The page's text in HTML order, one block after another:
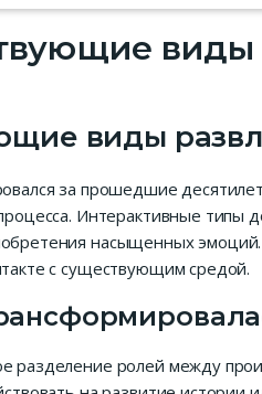
виды
виды
за прошедшие
Интерактивные типы
насыщенных эмоций.
с существующим средой.
разделение ролей между